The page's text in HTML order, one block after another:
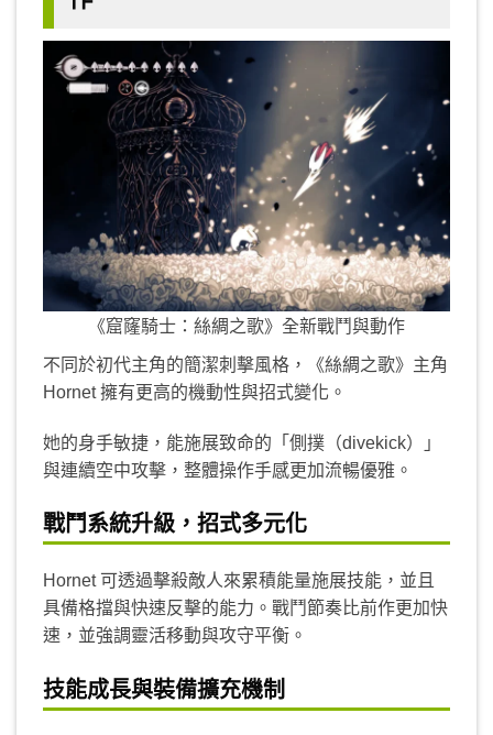
《窟窿騎士：絲綢之歌》全新戰鬥與動作
不同於初代主角的簡潔刺擊風格，《絲綢之歌》主角
Hornet 擁有更高的機動性與招式變化。
她的身手敏捷，能施展致命的「側撲（divekick）」
與連續空中攻擊，整體操作手感更加流暢優雅。
戰鬥系統升級，招式多元化
Hornet 可透過擊殺敵人來累積能量施展技能，並且
具備格擋與快速反擊的能力。戰鬥節奏比前作更加快
速，並強調靈活移動與攻守平衡。
技能成長與裝備擴充機制